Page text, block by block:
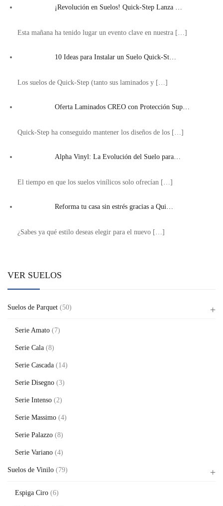
¡Revolución en Suelos! Quick-Step Lanza …
Esta mañana ha tenido lugar un evento clave en nuestra […]
10 Ideas para Instalar un Suelo Quick-St…
Los suelos de Quick-Step (tanto sus laminados y […]
Oferta Laminados CREO con Protección Sup…
Quick-Step ha conseguido mantener los diseños de los […]
Alpha Vinyl: La Evolución del Suelo para…
El tiempo en que los suelos vinílicos solo ofrecían […]
Reforma tu casa sin estrés gracias a Qui…
¿Sabes ya qué estilo deseas elegir para el nuevo […]
VER SUELOS
Suelos de Parquet (50)
Serie Amato (7)
Serie Cala (8)
Serie Cascada (14)
Serie Disegno (3)
Serie Intenso (2)
Serie Massimo (4)
Serie Palazzo (8)
Serie Variano (4)
Suelos de Vinilo (79)
Espiga Ciro (6)